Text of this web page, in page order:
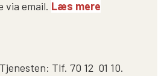
via email. Læs mere
Tlf. 70 12 01 10.